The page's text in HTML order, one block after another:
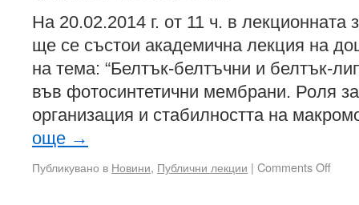
На 20.02.2014 г. от 11 ч. в
ще се състои академична лекция на
на тема: “Белтък-белтъчни и белтък-
във фотосинтетични мембрани. Роля за
организация и стабилността на
още →
Публикувано в Новини, Публични лекции | Comments Off